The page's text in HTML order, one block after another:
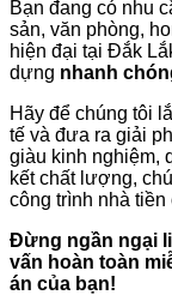
Bạn đang có nhu
sản, văn phòng,
hiện đại tại Đắk
dựng nhanh
Hãy để chúng tôi
tế và đưa ra giải
giàu kinh nghiệm,
kết chất lượng,
công trình nhà
Đừng ngần ngại
vấn hoàn toàn
án của bạn!